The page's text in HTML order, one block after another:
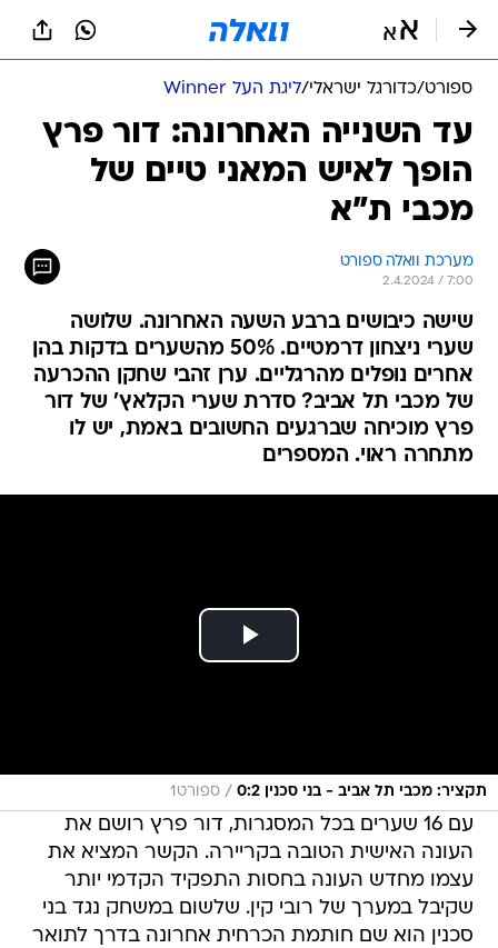
ספורט/כדורגל ישראלי/ליגת העל Winner
עד השנייה האחרונה: דור פרץ
הופך לאיש המאני טיים של
מכבי ת"א
מערכת וואלה ספורט
2.4.2024 / 7:00
שישה כיבושים ברבע השעה האחרונה. שלושה
שערי ניצחון דרמטיים. 50% מהשערים בדקות בהן
אחרים נופלים מהרגליים. ערן זהבי שחקן ההכרעה
של מכבי תל אביב? סדרת שערי הקלאץ' של דור
פרץ מוכיחה שברגעים החשובים באמת, יש לו
מתחרה ראוי. המספרים
תקציר: מכבי תל אביב - בני סכנין 0:2 / ספורט1
עם 16 שערים בכל המסגרות, דור פרץ רושם את
העונה האישית הטובה בקריירה. הקשר המציא את
עצמו מחדש העונה בחסות התפקיד הקדמי יותר
שקיבל במערך של רובי קין. שלשום במשחק נגד בני
סכנין הוא שם חותמת הכרחית אחרונה בדרך לתואר